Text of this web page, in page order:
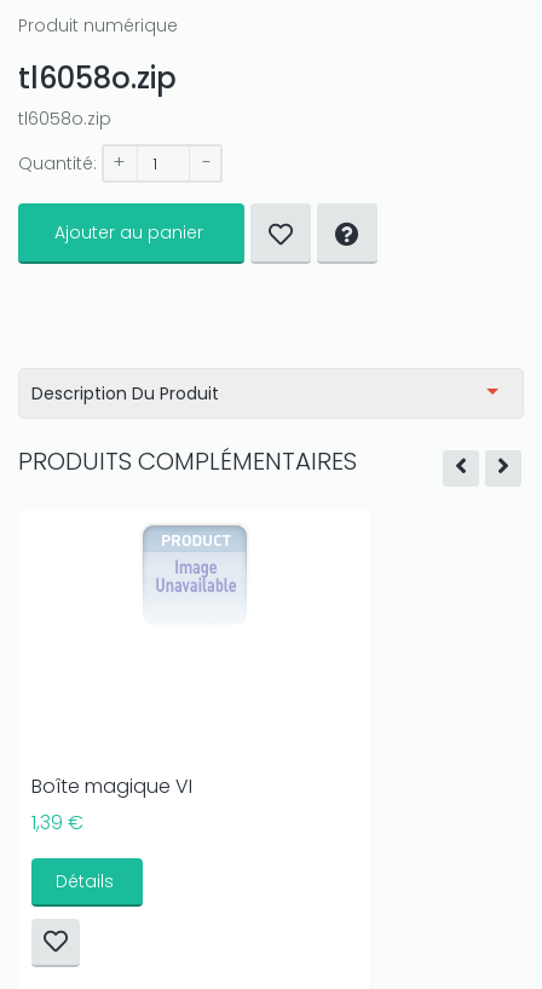
Produit numérique
tl6058o.zip
tl6058o.zip
Quantité:
+ -
Ajouter au panier
Description Du Produit
PRODUITS COMPLÉMENTAIRES
Boîte magique VI
1,39 €
Détails